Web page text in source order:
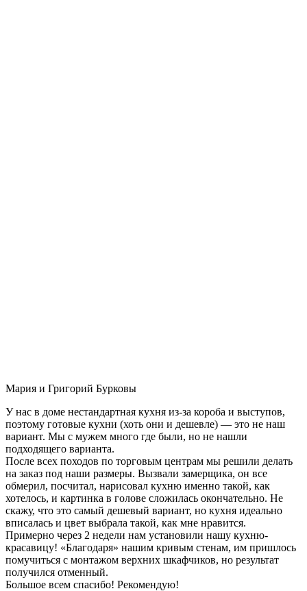
Мария и Григорий Бурковы
У нас в доме нестандартная кухня из-за короба и выступов,
поэтому готовые кухни (хоть они и дешевле) — это не наш
вариант. Мы с мужем много где были, но не нашли
подходящего варианта.
После всех походов по торговым центрам мы решили делать
на заказ под наши размеры. Вызвали замерщика, он все
обмерил, посчитал, нарисовал кухню именно такой, как
хотелось, и картинка в голове сложилась окончательно. Не
скажу, что это самый дешевый вариант, но кухня идеально
вписалась и цвет выбрала такой, как мне нравится.
Примерно через 2 недели нам установили нашу кухню-
красавицу! «Благодаря» нашим кривым стенам, им пришлось
помучиться с монтажом верхних шкафчиков, но результат
получился отменный.
Большое всем спасибо! Рекомендую!